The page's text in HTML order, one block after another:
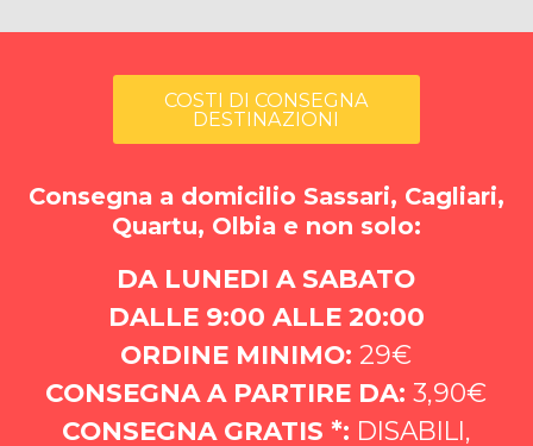
COSTI DI CONSEGNA
DESTINAZIONI
Consegna a domicilio Sassari, Cagliari,
Quartu, Olbia e non solo:
DA LUNEDI A SABATO
DALLE 9:00 ALLE 20:00
ORDINE MINIMO: 29€
CONSEGNA A PARTIRE DA: 3,90€
CONSEGNA GRATIS *: DISABILI,